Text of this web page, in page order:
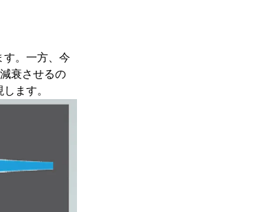
す。一方、今
衰させるの
ます。